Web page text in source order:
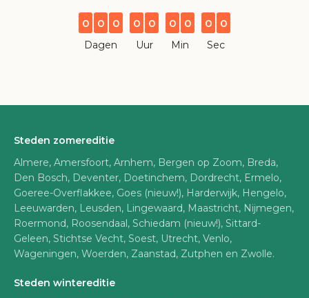
0 0 0
Dagen
0 0
Uur
0 0
Min
0 0
Sec
Steden zomereditie
Almere, Amersfoort, Arnhem, Bergen op Zoom, Breda,
Den Bosch, Deventer, Doetinchem, Dordrecht, Ermelo,
Goeree-Overflakkee, Goes (nieuw!), Harderwijk, Hengelo,
Leeuwarden, Leusden, Lingewaard, Maastricht, Nijmegen,
Roermond, Roosendaal, Schiedam (nieuw!), Sittard-
Geleen, Stichtse Vecht, Soest, Utrecht, Venlo,
Wageningen, Woerden, Zaanstad, Zutphen en Zwolle.
Steden wintereditie